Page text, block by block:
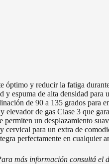
óptimo y reducir la fatiga
y espuma de alta densidad para
de 90 a 135 grados para
elevador de gas Clase 3 que
permiten un desplazamiento
cervical para un extra de
perfectamente en cualquier
más información consultá el